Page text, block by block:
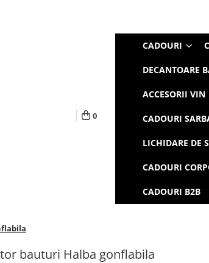
0
CADOURI
DECANTOARE
ACCESORII VIN
CADOURI
LICHIDARE DE
CADOURI
CADOURI B2B
bauturi Halba gonflabila